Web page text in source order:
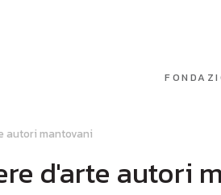
autori mantovani
d'arte autori